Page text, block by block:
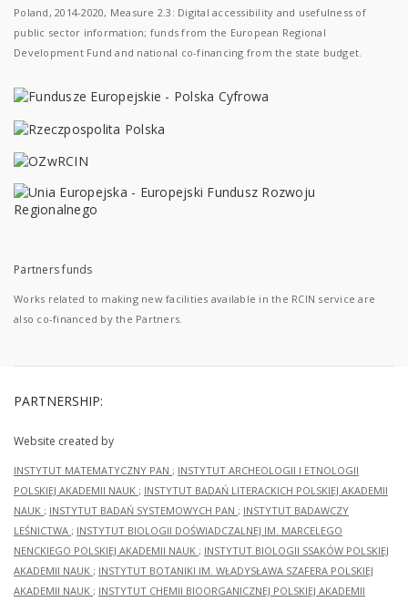
Poland, 2014-2020, Measure 2.3: Digital accessibility and usefulness of
public sector information; funds from the European Regional
Development Fund and national co-financing from the state budget.
Partners funds
Works related to making new facilities available in the RCIN service are
also co-financed by the Partners.
PARTNERSHIP:
Website created by
INSTYTUT MATEMATYCZNY PAN ; INSTYTUT ARCHEOLOGII I ETNOLOGII
POLSKIEJ AKADEMII NAUK ; INSTYTUT BADAŃ LITERACKICH POLSKIEJ AKADEMII
NAUK ; INSTYTUT BADAŃ SYSTEMOWYCH PAN ; INSTYTUT BADAWCZY
LEŚNICTWA ; INSTYTUT BIOLOGII DOŚWIADCZALNEJ IM. MARCELEGO
NENCKIEGO POLSKIEJ AKADEMII NAUK ; INSTYTUT BIOLOGII SSAKÓW POLSKIEJ
AKADEMII NAUK ; INSTYTUT BOTANIKI IM. WŁADYSŁAWA SZAFERA POLSKIEJ
AKADEMII NAUK ; INSTYTUT CHEMII BIOORGANICZNEJ POLSKIEJ AKADEMII